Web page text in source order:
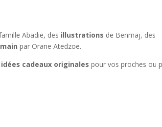
Abadie, des illustrations de Benmaj, des
par Orane Atedzoe.
cadeaux originales pour vos proches ou